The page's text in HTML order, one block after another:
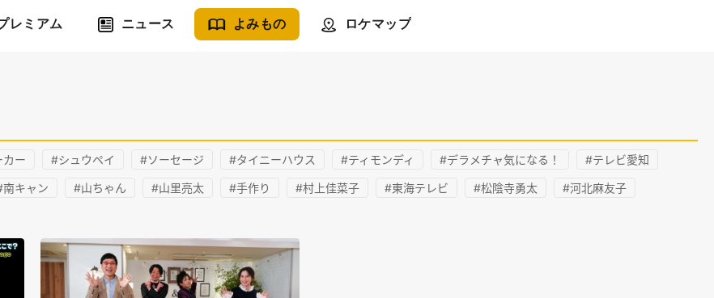
レミアム ニュース よみもの ロケマップ
ー #シュウペイ #ソーセージ #タイニーハウス #ティモンディ #デラメチャ気になる！ #テレビ愛知
南キャン #山ちゃん #山里亮太 #手作り #村上佳菜子 #東海テレビ #松陰寺勇太 #河北麻友子